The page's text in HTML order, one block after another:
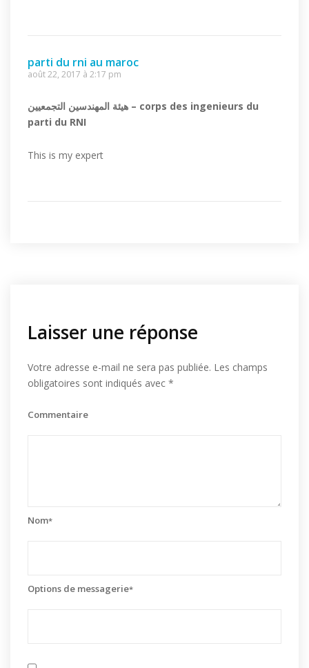
parti du rni au maroc
août 22, 2017 à 2:17 pm
هيئة المهندسين التجمعيين – corps des ingenieurs du
parti du RNI
This is my expert
Laisser une réponse
Votre adresse e-mail ne sera pas publiée. Les champs
obligatoires sont indiqués avec *
Commentaire
Nom*
Options de messagerie*